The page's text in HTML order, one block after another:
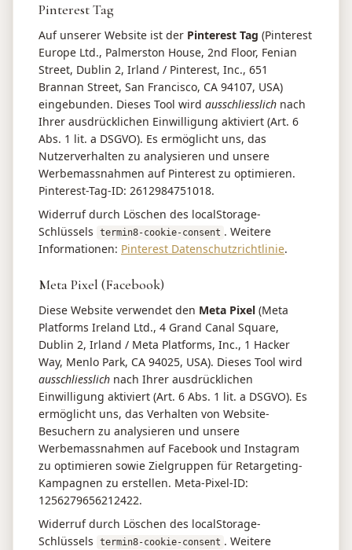
Pinterest Tag
Auf unserer Website ist der Pinterest Tag (Pinterest
Europe Ltd., Palmerston House, 2nd Floor, Fenian
Street, Dublin 2, Irland / Pinterest, Inc., 651
Brannan Street, San Francisco, CA 94107, USA)
eingebunden. Dieses Tool wird ausschliesslich nach
Ihrer ausdrücklichen Einwilligung aktiviert (Art. 6
Abs. 1 lit. a DSGVO). Es ermöglicht uns, das
Nutzerverhalten zu analysieren und unsere
Werbemassnahmen auf Pinterest zu optimieren.
Pinterest-Tag-ID: 2612984751018.
Widerruf durch Löschen des localStorage-
Schlüssels
termin8-cookie-consent . Weitere
Informationen: Pinterest Datenschutzrichtlinie.
Meta Pixel (Facebook)
Diese Website verwendet den Meta Pixel (Meta
Platforms Ireland Ltd., 4 Grand Canal Square,
Dublin 2, Irland / Meta Platforms, Inc., 1 Hacker
Way, Menlo Park, CA 94025, USA). Dieses Tool wird
ausschliesslich nach Ihrer ausdrücklichen
Einwilligung aktiviert (Art. 6 Abs. 1 lit. a DSGVO). Es
ermöglicht uns, das Verhalten von Website-
Besuchern zu analysieren und unsere
Werbemassnahmen auf Facebook und Instagram
zu optimieren sowie Zielgruppen für Retargeting-
Kampagnen zu erstellen. Meta-Pixel-ID:
1256279656212422.
Widerruf durch Löschen des localStorage-
Schlüssels
termin8-cookie-consent . Weitere